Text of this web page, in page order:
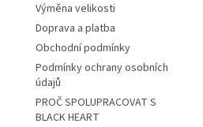
Výměna velikosti
Doprava a platba
Obchodní podmínky
Podmínky ochrany osobních
údajů
PROČ SPOLUPRACOVAT S
BLACK HEART